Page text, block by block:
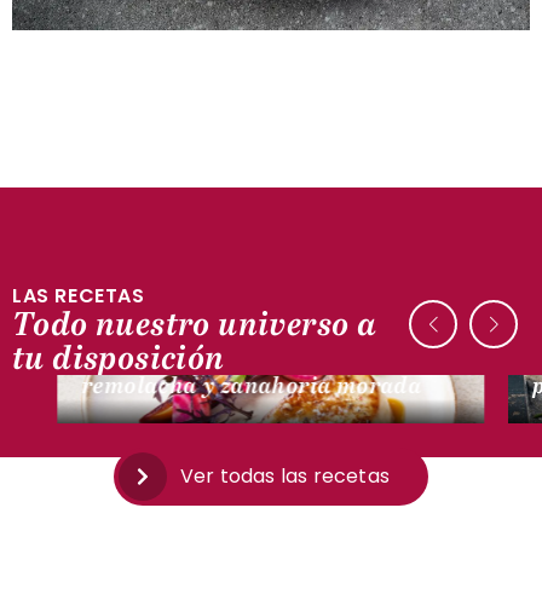
LAS RECETAS
Todo nuestro universo a
tu disposición
CON PATO
Escalope de foie gras a la sartén,
remolacha y zanahoria morada
Ver todas las recetas